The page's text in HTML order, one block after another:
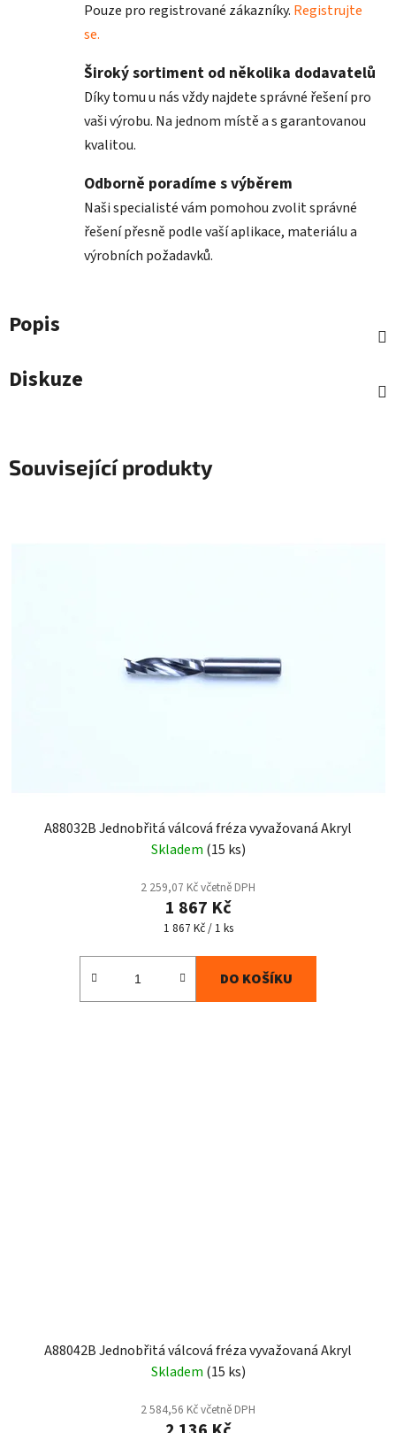
Pouze pro registrované zákazníky. Registrujte
se.
Široký sortiment od několika dodavatelů
Díky tomu u nás vždy najdete správné řešení pro
vaši výrobu. Na jednom místě a s garantovanou
kvalitou.
Odborně poradíme s výběrem
Naši specialisté vám pomohou zvolit správné
řešení přesně podle vaší aplikace, materiálu a
výrobních požadavků.
Popis
Diskuze
Související produkty
A88032B Jednobřitá válcová fréza vyvažovaná Akryl
Skladem (15 ks)
2 259,07 Kč včetně DPH
1 867 Kč
Měrná
1 867 Kč / 1 ks
DO KOŠÍKU
A88042B Jednobřitá válcová fréza vyvažovaná Akryl
Skladem (15 ks)
2 584,56 Kč včetně DPH